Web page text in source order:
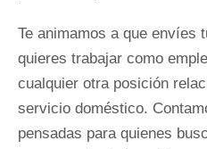
Te animamos a que envíes
quieres trabajar como
cualquier otra posición
servicio doméstico.
pensadas para quienes